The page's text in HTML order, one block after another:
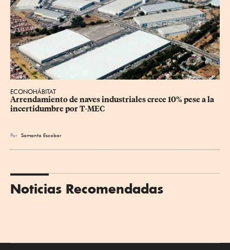
ECONOHÁBITAT
Arrendamiento de naves industriales crece 10% pese a la
incertidumbre por T-MEC
Por Samanta Escobar
Noticias Recomendadas